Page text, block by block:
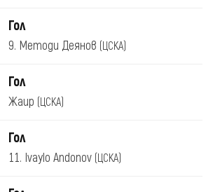
Гол
9. Методи Деянов (ЦСКА)
Гол
Жаир (ЦСКА)
Гол
11. Ivaylo Andonov (ЦСКА)